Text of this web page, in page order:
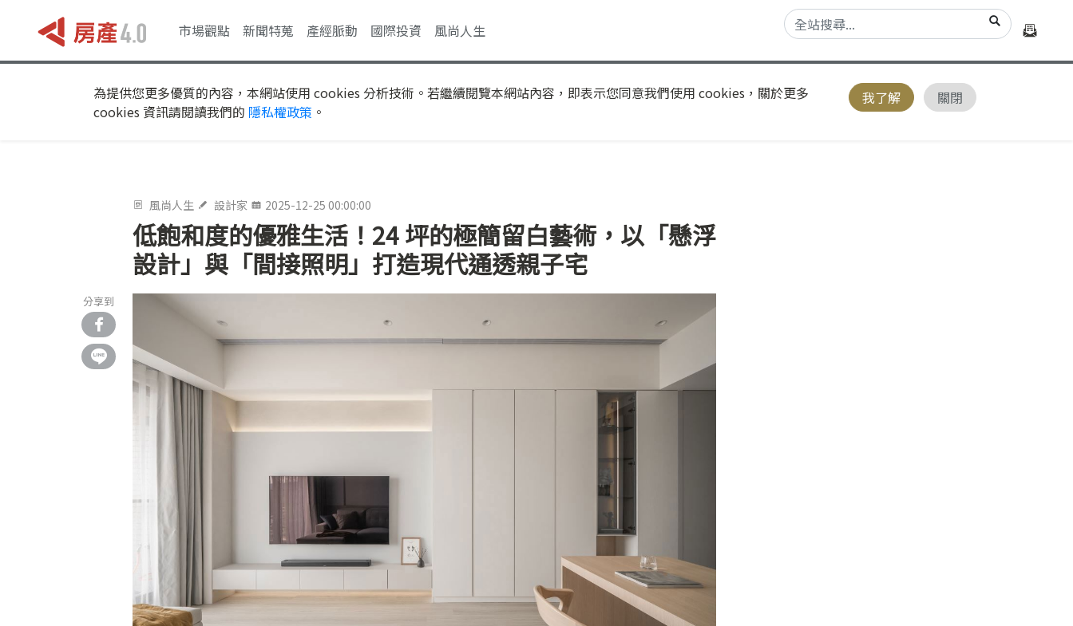
市場觀點 新聞特蒐 產經脈動 國際投資 風尚人生
為提供您更多優質的內容，本網站使用 cookies 分析技術。若繼續閱覽本網站內容，即表示您同意我們使用 cookies，關於更多
cookies 資訊請閱讀我們的 隱私權政策 。
我了解 關閉
風尚人生 設計家 2025-12-25 00:00:00
低飽和度的優雅生活！24 坪的極簡留白藝術，以「懸浮
設計」與「間接照明」打造現代通透親子宅
分享到